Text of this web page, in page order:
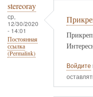
stereoray
ср,
12/30/2020
- 14:01
Постоянная
ссылка
(Permalink)
Войдите